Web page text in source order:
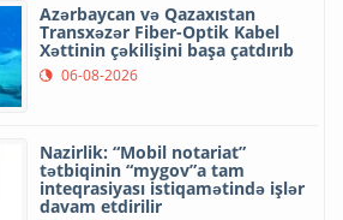
Azərbaycan və Qazaxıstan
Transxəzər Fiber-Optik Kabel
Xəttinin çəkilişini başa çatdırıb
06-08-2026
Nazirlik: “Mobil notariat”
tətbiqinin “mygov”a tam
inteqrasiyası istiqamətində işlər
davam etdirilir